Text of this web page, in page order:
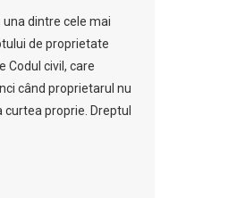
dintre cele mai
de proprietate
Codul civil, care
când proprietarul nu
proprie. Dreptul